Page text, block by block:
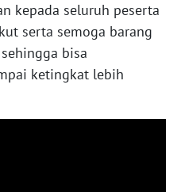
kepada seluruh peserta
serta semoga barang
bisa
ketingkat lebih